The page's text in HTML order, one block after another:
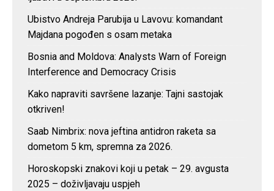
Ubistvo Andreja Parubija u Lavovu: komandant
Majdana pogođen s osam metaka
Bosnia and Moldova: Analysts Warn of Foreign
Interference and Democracy Crisis
Kako napraviti savršene lazanje: Tajni sastojak
otkriven!
Saab Nimbrix: nova jeftina antidron raketa sa
dometom 5 km, spremna za 2026.
Horoskopski znakovi koji u petak – 29. avgusta
2025 – doživljavaju uspjeh